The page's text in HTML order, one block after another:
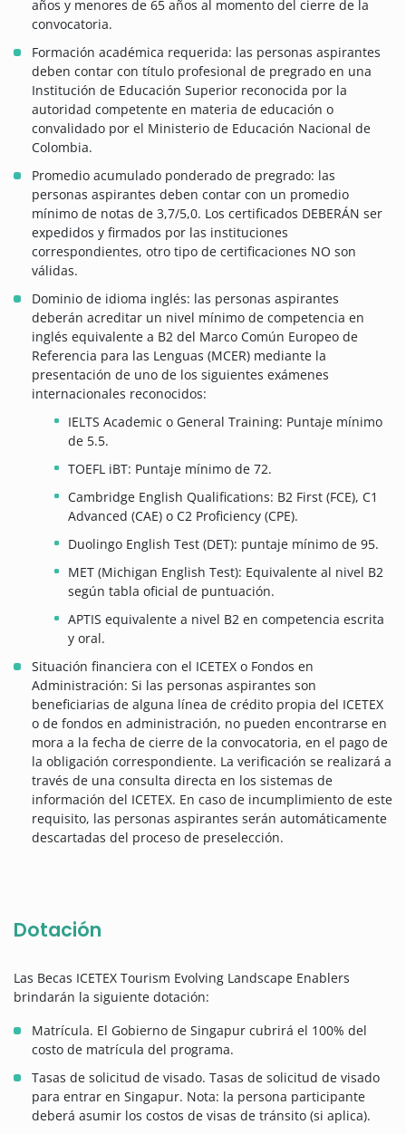
años y menores de 65 años al momento del cierre de la
convocatoria.
Formación académica requerida: las personas aspirantes
deben contar con título profesional de pregrado en una
Institución de Educación Superior reconocida por la
autoridad competente en materia de educación o
convalidado por el Ministerio de Educación Nacional de
Colombia.
Promedio acumulado ponderado de pregrado: las
personas aspirantes deben contar con un promedio
mínimo de notas de 3,7/5,0. Los certificados DEBERÁN ser
expedidos y firmados por las instituciones
correspondientes, otro tipo de certificaciones NO son
válidas.
Dominio de idioma inglés: las personas aspirantes
deberán acreditar un nivel mínimo de competencia en
inglés equivalente a B2 del Marco Común Europeo de
Referencia para las Lenguas (MCER) mediante la
presentación de uno de los siguientes exámenes
internacionales reconocidos:
IELTS Academic o General Training: Puntaje mínimo
de 5.5.
TOEFL iBT: Puntaje mínimo de 72.
Cambridge English Qualifications: B2 First (FCE), C1
Advanced (CAE) o C2 Proficiency (CPE).
Duolingo English Test (DET): puntaje mínimo de 95.
MET (Michigan English Test): Equivalente al nivel B2
según tabla oficial de puntuación.
APTIS equivalente a nivel B2 en competencia escrita
y oral.
Situación financiera con el ICETEX o Fondos en
Administración: Si las personas aspirantes son
beneficiarias de alguna línea de crédito propia del ICETEX
o de fondos en administración, no pueden encontrarse en
mora a la fecha de cierre de la convocatoria, en el pago de
la obligación correspondiente. La verificación se realizará a
través de una consulta directa en los sistemas de
información del ICETEX. En caso de incumplimiento de este
requisito, las personas aspirantes serán automáticamente
descartadas del proceso de preselección.
Dotación
Las Becas ICETEX Tourism Evolving Landscape Enablers
brindarán la siguiente dotación:
Matrícula. El Gobierno de Singapur cubrirá el 100% del
costo de matrícula del programa.
Tasas de solicitud de visado. Tasas de solicitud de visado
para entrar en Singapur. Nota: la persona participante
deberá asumir los costos de visas de tránsito (si aplica).